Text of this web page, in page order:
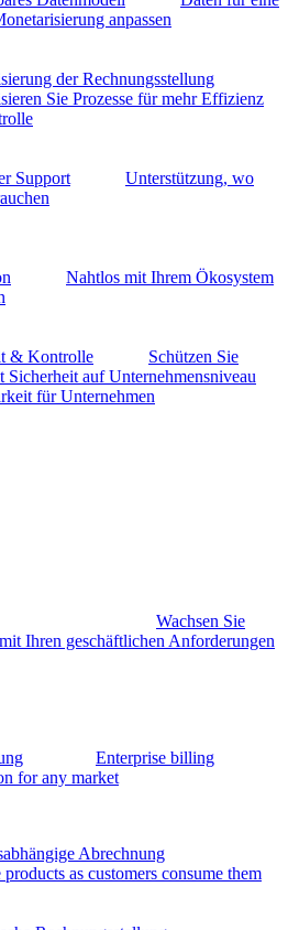
anpassen
der Rechnungsstellung
Sie Prozesse für mehr Effizienz
Support
Unterstützung, wo
Nahtlos mit Ihrem Ökosystem
& Kontrolle
Schützen Sie
Sicherheit auf Unternehmensniveau
für Unternehmen
Wachsen Sie
Ihren geschäftlichen Anforderungen
Enterprise billing
for any market
Abrechnung
as customers consume them